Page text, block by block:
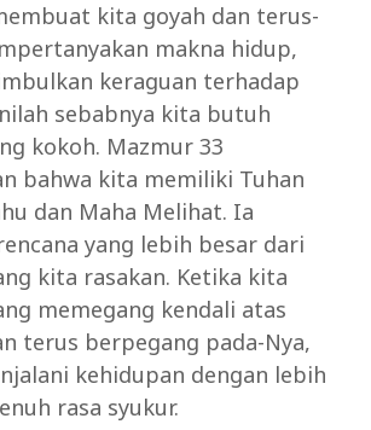
kita goyah dan terus-
makna hidup,
keraguan terhadap
sebabnya kita butuh
kokoh. Mazmur 33
bahwa kita memiliki Tuhan
dan Maha Melihat. Ia
yang lebih besar dari
kita rasakan. Ketika kita
memegang kendali atas
terus berpegang pada-Nya,
kehidupan dengan lebih
rasa syukur.